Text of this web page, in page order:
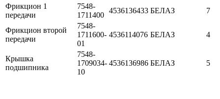
Фрикцион 1
передачи
7548-
1711400
4536136433 БЕЛАЗ 7
Фрикцион второй
передачи
7548-
1711600-
01
4536114076 БЕЛАЗ 4
Крышка
подшипника
7548-
1709034-
10
4536136986 БЕЛАЗ 5